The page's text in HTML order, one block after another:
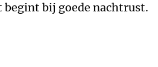
begint bij goede nachtrust.